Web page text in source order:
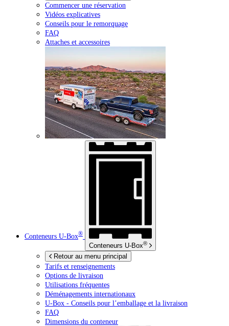
Commencer une réservation
Vidéos explicatives
Conseils pour le remorquage
FAQ
Attaches et accessoires
Conteneurs U-Box®
Conteneurs U-Box®
Retour au menu principal
Tarifs et renseignements
Options de livraison
Utilisations fréquentes
Déménagements internationaux
U-Box - Conseils pour l’emballage et la livraison
FAQ
Dimensions du conteneur